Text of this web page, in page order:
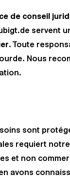
de conseil
servent
. Toute
Nous
sont
requiert notre
et non
avons